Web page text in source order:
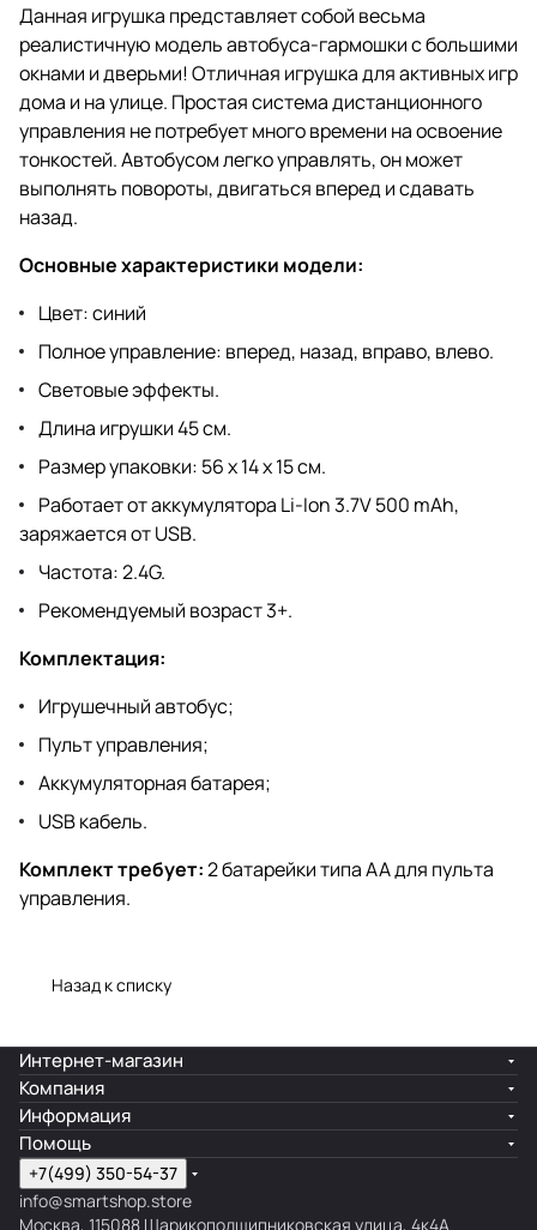
Данная игрушка представляет собой весьма
реалистичную модель автобуса-гармошки с большими
окнами и дверьми! Отличная игрушка для активных игр
дома и на улице. Простая система дистанционного
управления не потребует много времени на освоение
тонкостей. Автобусом легко управлять, он может
выполнять повороты, двигаться вперед и сдавать
назад.
Основные характеристики модели:
Цвет: синий
Полное управление: вперед, назад, вправо, влево.
Световые эффекты.
Длина игрушки 45 см.
Размер упаковки: 56 х 14 х 15 см.
Работает от аккумулятора Li-Ion 3.7V 500 mAh,
заряжается от USB.
Частота: 2.4G.
Рекомендуемый возраст 3+.
Комплектация:
Игрушечный автобус;
Пульт управления;
Аккумуляторная батарея;
USB кабель.
Комплект требует:2 батарейки типа АА для пульта
управления.
Назад к списку
Интернет-магазин
Компания
Информация
Помощь
+7(499) 350-54-37
info@smartshop.store
Москва, 115088 Шарикоподшипниковская улица, 4к4А